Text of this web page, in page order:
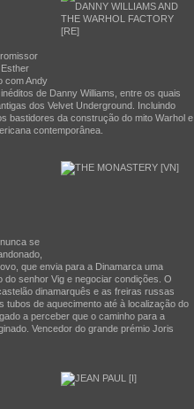
com Andy
de Danny Williams, entre os quais
dos Velvet Underground. Incluindo
bastidores da construção do mito Warhol e
contemporânea.
se
que envia para a Dinamarca uma
senhor Vig e negociar condições. O
dinamarquês e as freiras russas
tubos de aquecimento até à localização do
a perceber que o caminho para a
Vencedor do grande prémio Joris